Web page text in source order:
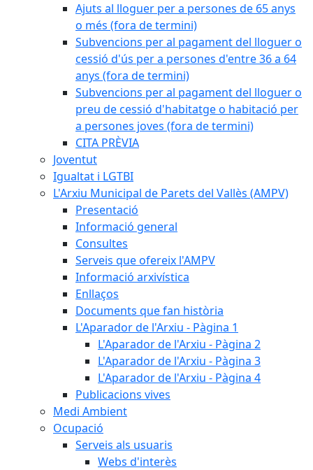
Ajuts al lloguer per a persones de 65 anys
o més (fora de termini)
Subvencions per al pagament del lloguer o
cessió d'ús per a persones d'entre 36 a 64
anys (fora de termini)
Subvencions per al pagament del lloguer o
preu de cessió d'habitatge o habitació per
a persones joves (fora de termini)
CITA PRÈVIA
Joventut
Igualtat i LGTBI
L'Arxiu Municipal de Parets del Vallès (AMPV)
Presentació
Informació general
Consultes
Serveis que ofereix l'AMPV
Informació arxivística
Enllaços
Documents que fan història
L'Aparador de l'Arxiu - Pàgina 1
L'Aparador de l'Arxiu - Pàgina 2
L'Aparador de l'Arxiu - Pàgina 3
L'Aparador de l'Arxiu - Pàgina 4
Publicacions vives
Medi Ambient
Ocupació
Serveis als usuaris
Webs d'interès